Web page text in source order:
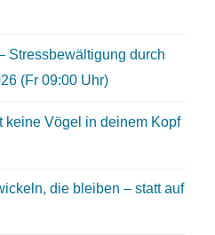
Stressbewältigung durch
(Fr 09:00 Uhr)
keine Vögel in deinem Kopf
die bleiben – statt auf